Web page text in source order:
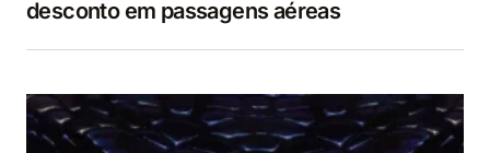
desconto em passagens aéreas